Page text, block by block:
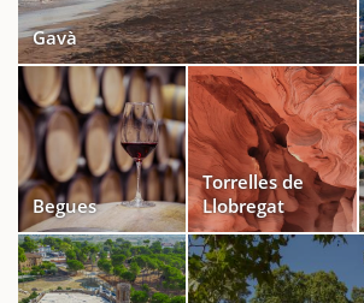
Gavà
Begues
Torrelles de
Llobregat